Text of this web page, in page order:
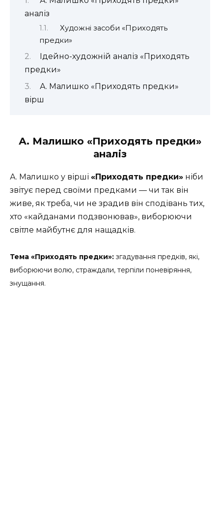
аналіз
Художні засоби «Приходять
предки»
Ідейно-художній аналіз «Приходять
предки»
А. Малишко «Приходять предки»
вірш
А. Малишко «Приходять предки»
аналіз
А. Малишко у вірші «Приходять предки» ніби
звітує перед своїми предками — чи так він
живе, як треба, чи не зрадив він сподівань тих,
хто «кайданами подзвонював», виборюючи
світле майбутнє для нащадків.
Тема «Приходять предки»: згадування предків, які,
виборюючи волю, страждали, терпіли поневіряння,
знущання.